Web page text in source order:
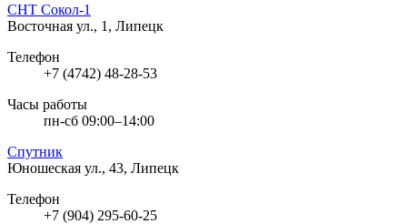
СНТ Сокол-1
Восточная ул., 1, Липецк
Телефон
+7 (4742) 48-28-53
Часы работы
пн-сб 09:00–14:00
Спутник
Юношеская ул., 43, Липецк
Телефон
+7 (904) 295-60-25